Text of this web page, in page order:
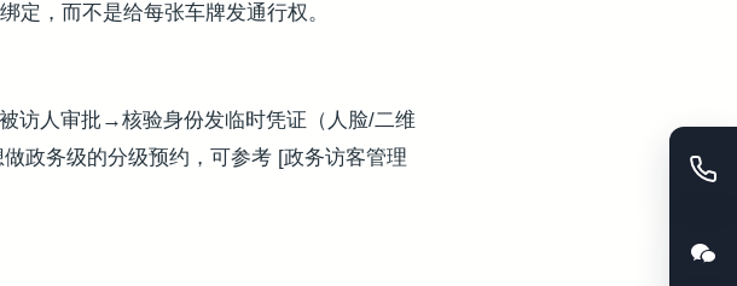
定，而不是给每张车牌发通行权。
访人审批→核验身份发临时凭证（人脸/二维
政务级的分级预约，可参考 [政务访客管理